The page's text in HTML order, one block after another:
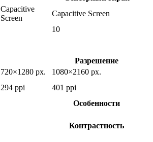
Capacitive
Screen
Capacitive Screen
10
Разрешение
720×1280 px.
1080×2160 px.
294 ppi
401 ppi
Особенности
Контрастность